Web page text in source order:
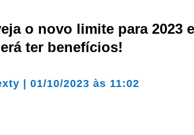
o novo limite para 2023
ter benefícios!
|01/10/2023 às 11:02